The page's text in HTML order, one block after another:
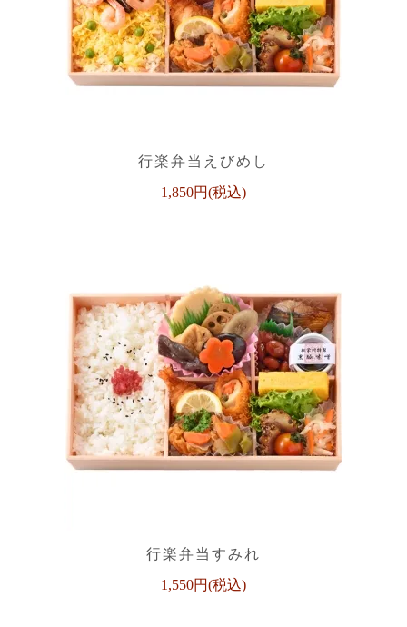
行楽弁当えびめし
1,850円(税込)
行楽弁当すみれ
1,550円(税込)